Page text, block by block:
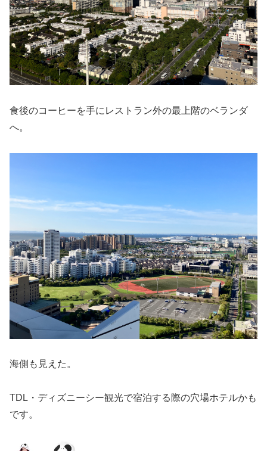
食後のコーヒーを手にレストラン外の最上階のベランダ
へ。
海側も見えた。
TDL・ディズニーシー観光で宿泊する際の穴場ホテルかも
です。